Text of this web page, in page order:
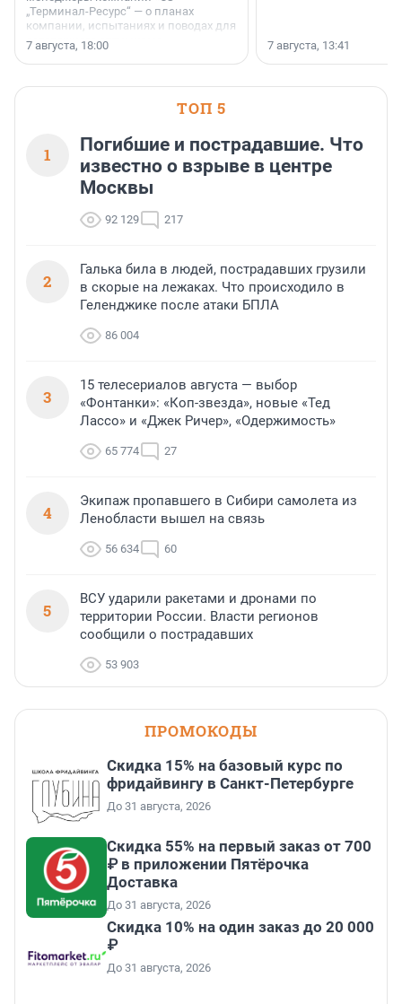
„Терминал-Ресурс“ — о планах
компании, испытаниях и поводах для
осторожного оптимизма.
7 августа, 18:00 7 августа, 13:41
ТОП 5
1
Погибшие и пострадавшие. Что
известно о взрыве в центре
Москвы
92 129 217
2
Галька била в людей, пострадавших грузили
в скорые на лежаках. Что происходило в
Геленджике после атаки БПЛА
86 004
3
15 телесериалов августа — выбор
«Фонтанки»: «Коп-звезда», новые «Тед
Лассо» и «Джек Ричер», «Одержимость»
65 774 27
4
Экипаж пропавшего в Сибири самолета из
Ленобласти вышел на связь
56 634 60
5
ВСУ ударили ракетами и дронами по
территории России. Власти регионов
сообщили о пострадавших
53 903
ПРОМОКОДЫ
Скидка 15% на базовый курс по
фридайвингу в Санкт-Петербурге
До 31 августа, 2026
Скидка 55% на первый заказ от 700
₽ в приложении Пятёрочка
Доставка
До 31 августа, 2026
Скидка 10% на один заказ до 20 000
₽
До 31 августа, 2026